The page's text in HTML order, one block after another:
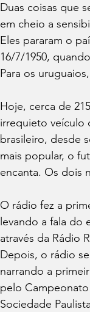
Duas coisas que
em cheio a
Eles pararam o
16/7/1950,
Para os
Hoje, cerca de
irrequieto veículo
brasileiro, desde
mais popular, o
encanta. Os dois
O rádio fez a
levando a fala do
através da Rádio
Depois, o rádio
narrando a
pelo
Sociedade